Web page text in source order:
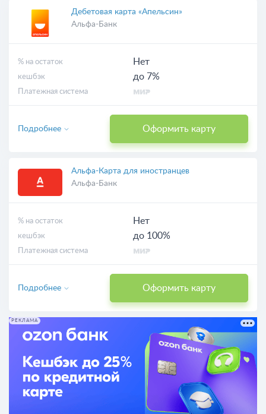
Дебетовая карта «Апельсин»
Альфа-Банк
% на остаток Нет
кешбэк до 7%
Платежная система
Оформить карту
Подробнее
Альфа-Карта для иностранцев
Альфа-Банк
% на остаток Нет
кешбэк до 100%
Платежная система
Оформить карту
Подробнее
РЕКЛАМА